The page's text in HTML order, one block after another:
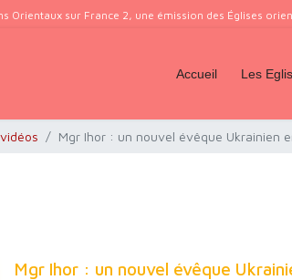
Orientaux sur France 2, une émission des Églises
Accueil Les
Mgr Ihor : un nouvel évêque Ukrainien
Mgr Ihor : un nouvel évêque